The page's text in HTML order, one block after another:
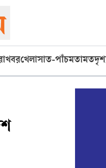
খেলাসাত-পাঁচমতামত